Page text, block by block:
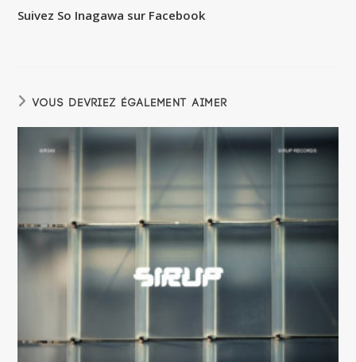
Suivez So Inagawa sur Facebook
VOUS DEVRIEZ ÉGALEMENT AIMER